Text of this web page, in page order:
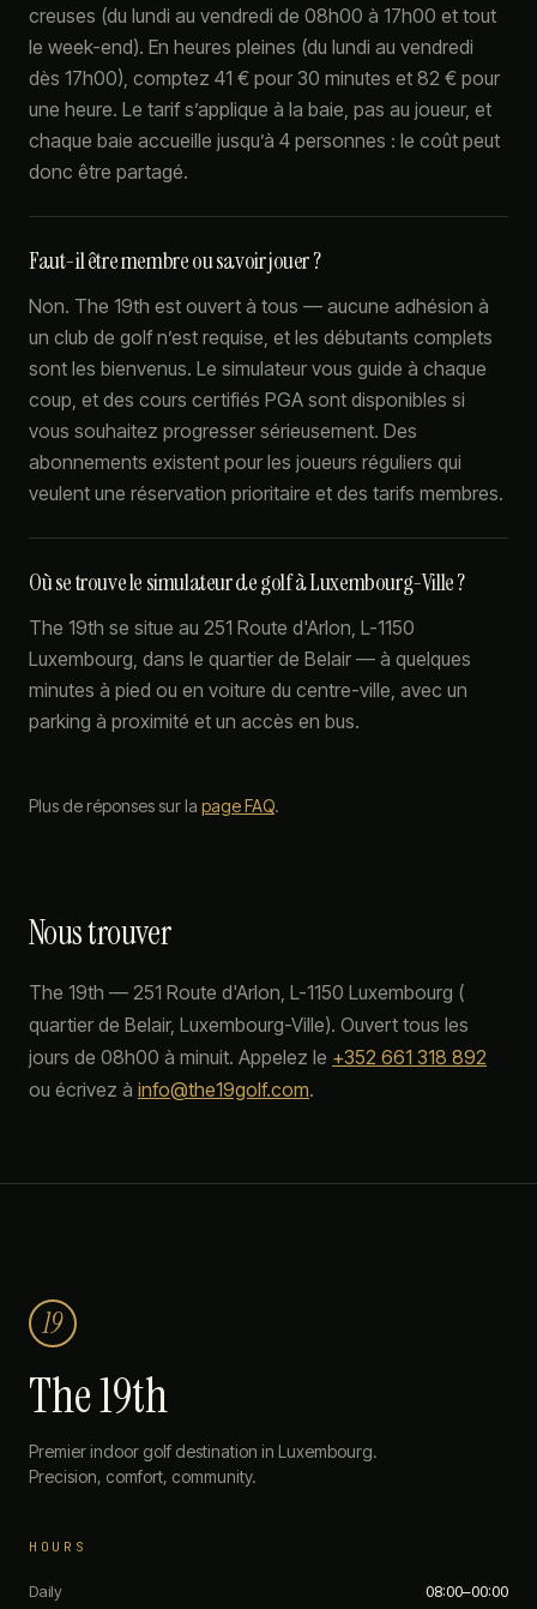
creuses (du lundi au vendredi de 08h00 à 17h00 et tout
le week-end). En heures pleines (du lundi au vendredi
dès 17h00), comptez 41 € pour 30 minutes et 82 € pour
une heure. Le tarif s’applique à la baie, pas au joueur, et
chaque baie accueille jusqu’à 4 personnes : le coût peut
donc être partagé.
Faut-il être membre ou savoir jouer ?
Non. The 19th est ouvert à tous — aucune adhésion à
un club de golf n’est requise, et les débutants complets
sont les bienvenus. Le simulateur vous guide à chaque
coup, et des cours certifiés PGA sont disponibles si
vous souhaitez progresser sérieusement. Des
abonnements existent pour les joueurs réguliers qui
veulent une réservation prioritaire et des tarifs membres.
Où se trouve le simulateur de golf à Luxembourg-Ville ?
The 19th se situe au 251 Route d'Arlon, L-1150
Luxembourg, dans le quartier de Belair — à quelques
minutes à pied ou en voiture du centre-ville, avec un
parking à proximité et un accès en bus.
Plus de réponses sur la page FAQ.
Nous trouver
The 19th — 251 Route d'Arlon, L-1150 Luxembourg (
quartier de Belair, Luxembourg-Ville). Ouvert tous les
jours de 08h00 à minuit. Appelez le +352 661 318 892
ou écrivez à info@the19golf.com.
19
The 19th
Premier indoor golf destination in Luxembourg.
Precision, comfort, community.
HOURS
Daily 08:00–00:00